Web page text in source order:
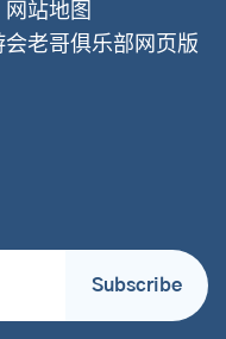
网站地图
会老哥俱乐部网页版
Subscribe